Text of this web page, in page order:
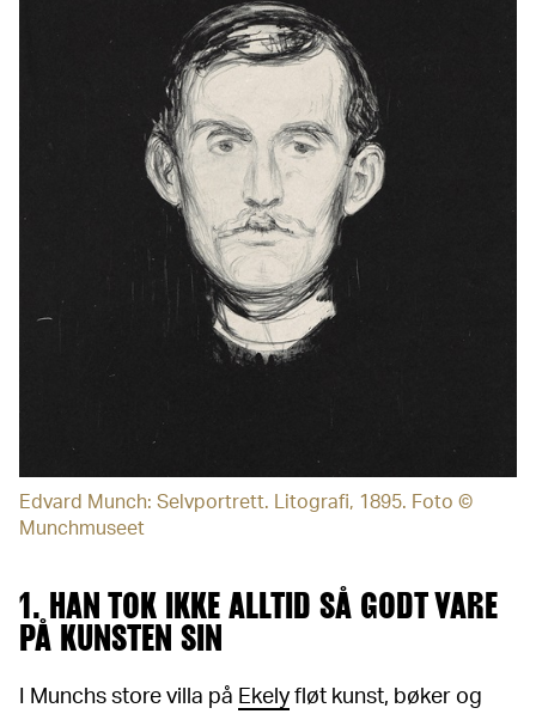
Edvard Munch: Selvportrett. Litografi, 1895. Foto ©
Munchmuseet
1. HAN TOK IKKE ALLTID SÅ GODT VARE
PÅ KUNSTEN SIN
I Munchs store villa på Ekelyfløt kunst, bøker og